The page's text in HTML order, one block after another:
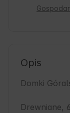
Opis
Domki
Drewniane,